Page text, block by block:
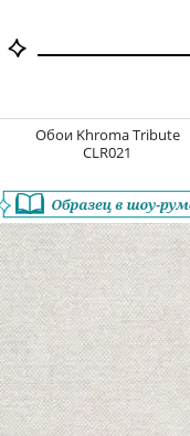
Обои Khroma Tribute
CLR021